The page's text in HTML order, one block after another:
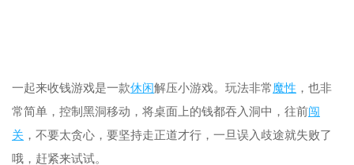
一起来收钱游戏是一款休闲解压小游戏。玩法非常魔性 ，也非
常简单，控制黑洞移动，将桌面上的钱都吞入洞中，往前闯
关 ，不要太贪心，要坚持走正道才行，一旦误入歧途就失败了
哦，赶紧来试试。